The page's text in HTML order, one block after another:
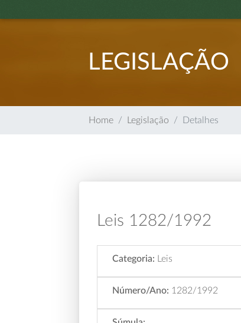
LEGISLAÇÃO
Home Legislação Detalhes
Leis 1282/1992
Categoria: Leis
Número/Ano: 1282/1992